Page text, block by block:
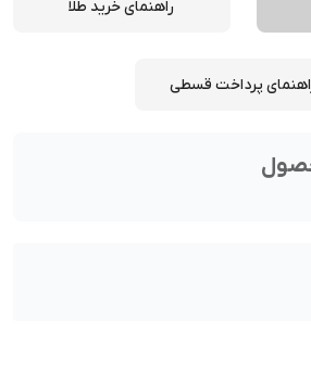
راهنمای خرید طلا
پرداخت قسطی